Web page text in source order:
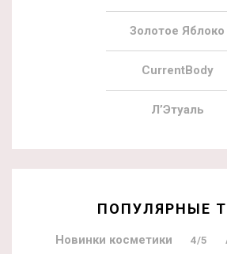
Золотое Яблоко
CurrentBody
Л’Этуаль
ПОПУЛЯРНЫЕ
Новинки косметики 4/5